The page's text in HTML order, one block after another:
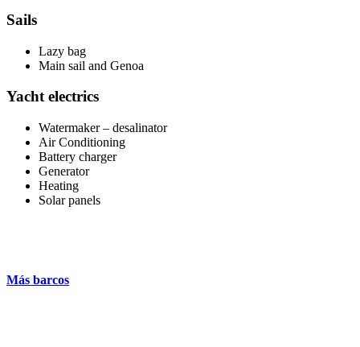
Sails
Lazy bag
Main sail and Genoa
Yacht electrics
Watermaker – desalinator
Air Conditioning
Battery charger
Generator
Heating
Solar panels
Más barcos